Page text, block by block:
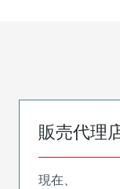
販売代理
現在、